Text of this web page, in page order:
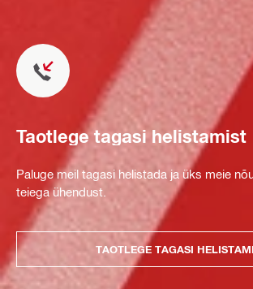
Taotlege tagasi helistamist
Paluge meil tagasi helistada ja üks meie
teiega ühendust.
TAOTLEGE TAGASI